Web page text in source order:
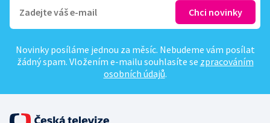
Novinky posíláme jednou za měsíc. Nebudeme vám posílat
žádný spam. Vložením e-mailu souhlasíte se zpracováním
osobních údajů.